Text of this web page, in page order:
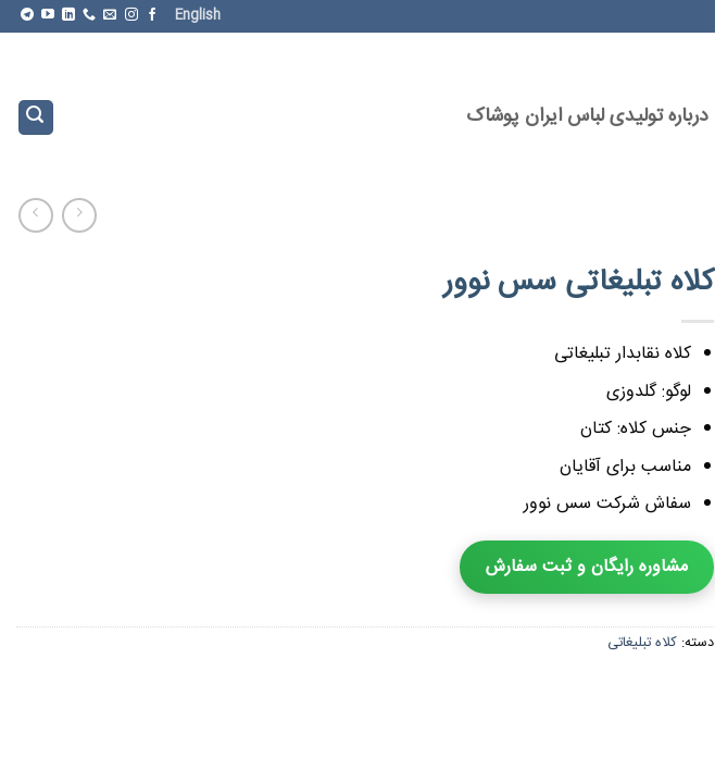
English
درباره تولیدی لباس ایران پوشاک
کلاه تبلیغاتی سس نوور
کلاه نقابدار تبلیغاتی
لوگو: گلدوزی
جنس کلاه: کتان
مناسب برای آقایان
سفاش شرکت سس نوور
مشاوره رایگان و ثبت سفارش
دسته: کلاه تبلیغاتی